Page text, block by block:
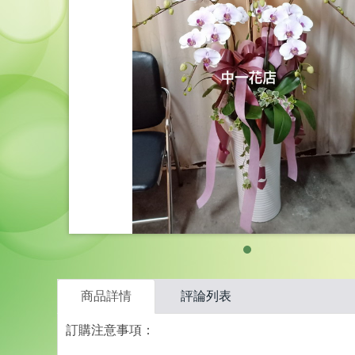
商品詳情 評論列表
訂購注意事項：